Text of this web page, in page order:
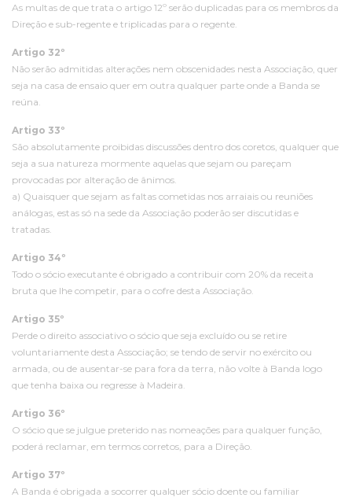
As multas de que trata o artigo 12º serão duplicadas para os membros da
Direção e sub-regente e triplicadas para o regente.
Artigo 32º
Não serão admitidas alterações nem obscenidades nesta Associação, quer
seja na casa de ensaio quer em outra qualquer parte onde a Banda se
reúna.
Artigo 33º
São absolutamente proibidas discussões dentro dos coretos, qualquer que
seja a sua natureza mormente aquelas que sejam ou pareçam
provocadas por alteração de ânimos.
a) Quaisquer que sejam as faltas cometidas nos arraiais ou reuniões
análogas, estas só na sede da Associação poderão ser discutidas e
tratadas.
Artigo 34º
Todo o sócio executante é obrigado a contribuir com 20% da receita
bruta que lhe competir, para o cofre desta Associação.
Artigo 35º
Perde o direito associativo o sócio que seja excluído ou se retire
voluntariamente desta Associação; se tendo de servir no exército ou
armada, ou de ausentar-se para fora da terra, não volte à Banda logo
que tenha baixa ou regresse à Madeira.
Artigo 36º
O sócio que se julgue preterido nas nomeações para qualquer função,
poderá reclamar, em termos corretos, para a Direção.
Artigo 37º
A Banda é obrigada a socorrer qualquer sócio doente ou familiar